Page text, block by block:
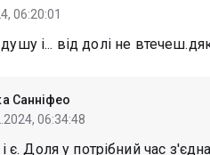
06:20:01
і... від долі не
Санніфео
06:34:48
і є. Доля у потрібний час